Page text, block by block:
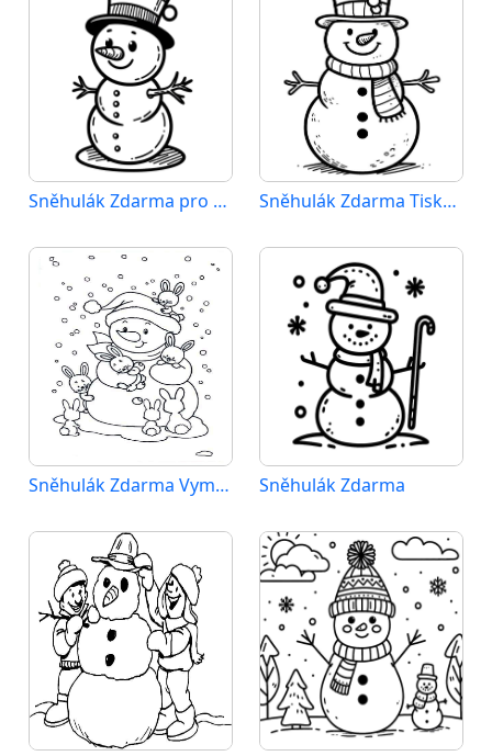
Sněhulák Zdarma pro Děti Sněhulák Zdarma Tisknutelný
Sněhulák Zdarma Vymalovatelné Obrázek Sněhulák Zdarma